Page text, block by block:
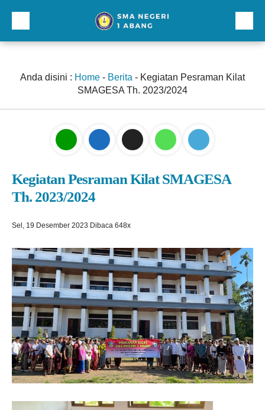
Profil
Kurikulum dan Kesiswaan
Lainnnya
Anda disini : Home - Berita - Kegiatan Pesraman Kilat
SMAGESA Th. 2023/2024
Kegiatan Pesraman Kilat SMAGESA
Th. 2023/2024
Sel, 19 Desember 2023 Dibaca 648x